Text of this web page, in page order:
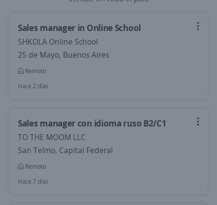
Sales manager in Online School
SHKOLA Online School
25 de Mayo, Buenos Aires
Remoto
Hace 2 días
Sales manager con idioma ruso B2/C1
TO THE MOOM LLC
San Telmo, Capital Federal
Remoto
Hace 7 días